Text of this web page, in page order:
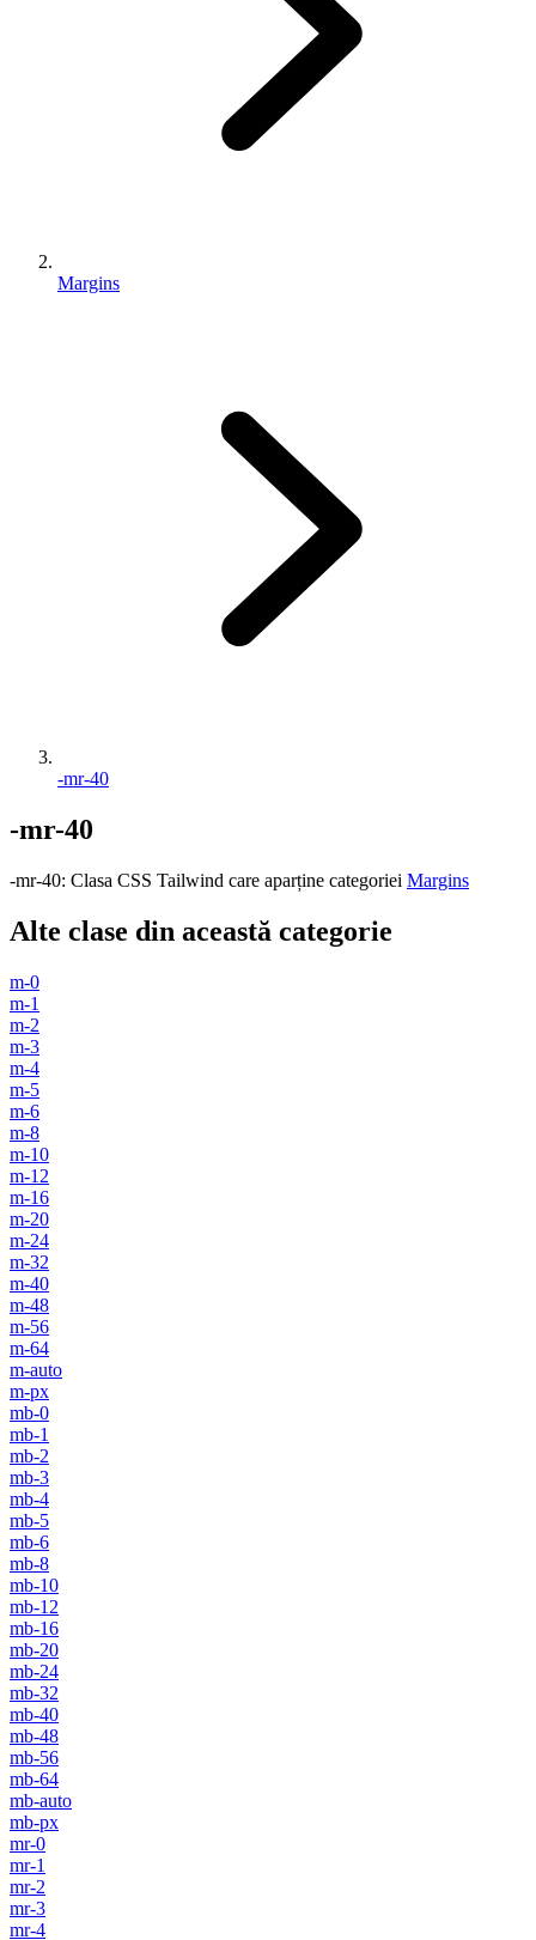
Margins
-mr-40
-mr-40
-mr-40: Clasa CSS Tailwind care aparține categoriei Margins
Alte clase din această categorie
m-0
m-1
m-2
m-3
m-4
m-5
m-6
m-8
m-10
m-12
m-16
m-20
m-24
m-32
m-40
m-48
m-56
m-64
m-auto
m-px
mb-0
mb-1
mb-2
mb-3
mb-4
mb-5
mb-6
mb-8
mb-10
mb-12
mb-16
mb-20
mb-24
mb-32
mb-40
mb-48
mb-56
mb-64
mb-auto
mb-px
mr-0
mr-1
mr-2
mr-3
mr-4